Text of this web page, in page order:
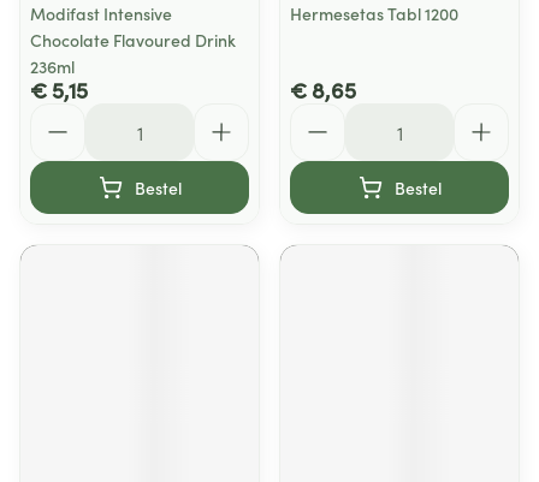
Modifast Intensive
Chocolate Flavoured Drink
236ml
€ 5,15
Bestel
Hermesetas Tabl 1200
€ 8,65
Bestel